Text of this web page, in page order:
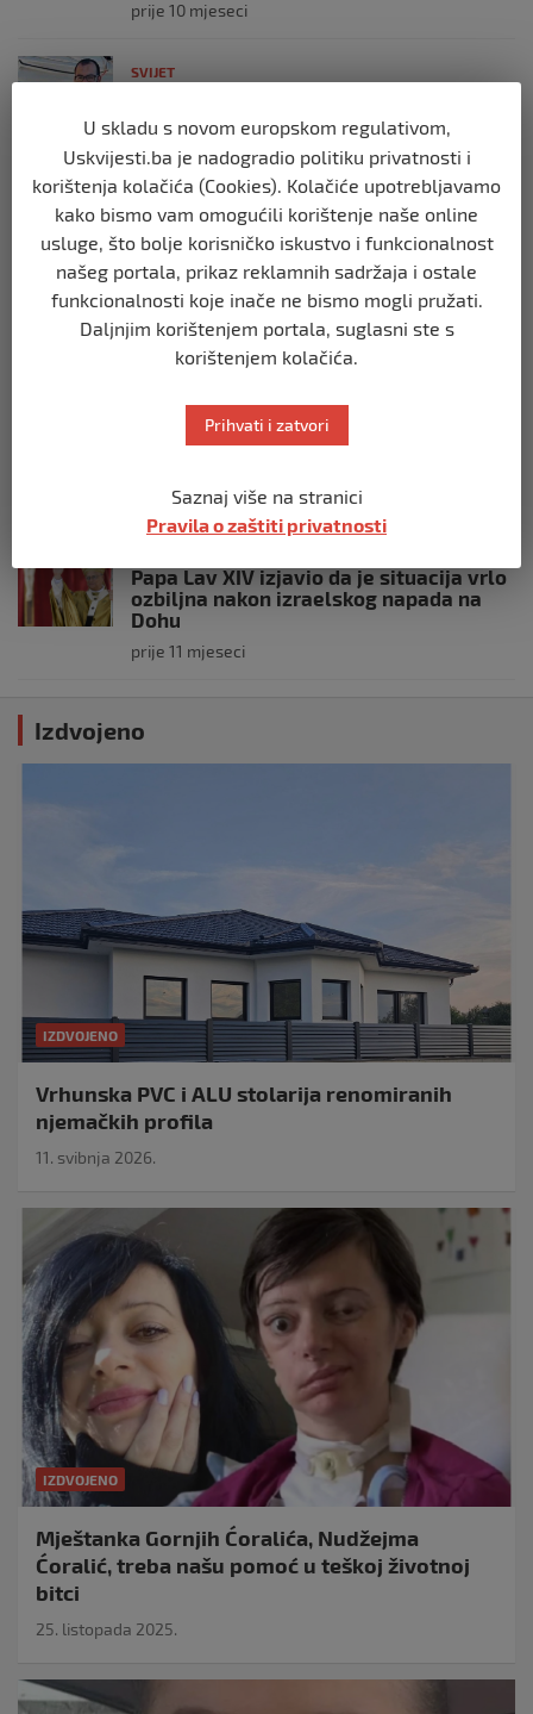
prije 10 mjeseci
SVIJET
i uplovio u Gazu – kapetan iz Sarajeva
vijori zastavu BiH
prije 10 mjeseci
SVIJET
Opsadno stanje u Münchenu, odjeknulo
nekoliko eksplozija: Ima žrtava,
policijske snage na terenu
prije 10 mjeseci
Putin: Spremni smo vojno uzvratiti
Papa Lav XIV izjavio da je situacija vrlo
ozbiljna nakon izraelskog napada na
Dohu
prije 11 mjeseci
Izdvojeno
IZDVOJENO
Vrhunska PVC i ALU stolarija renomiranih
njemačkih profila
11. svibnja 2026.
IZDVOJENO
Mještanka Gornjih Ćoralića, Nudžejma
Ćoralić, treba našu pomoć u teškoj životnoj
bitci
25. listopada 2025.
U skladu s novom europskom regulativom,
Uskvijesti.ba je nadogradio politiku privatnosti i
korištenja kolačića (Cookies). Kolačiće upotrebljavamo
kako bismo vam omogućili korištenje naše online
usluge, što bolje korisničko iskustvo i funkcionalnost
našeg portala, prikaz reklamnih sadržaja i ostale
funkcionalnosti koje inače ne bismo mogli pružati.
Daljnjim korištenjem portala, suglasni ste s
korištenjem kolačića.
Prihvati i zatvori
Saznaj više na stranici
Pravila o zaštiti privatnosti